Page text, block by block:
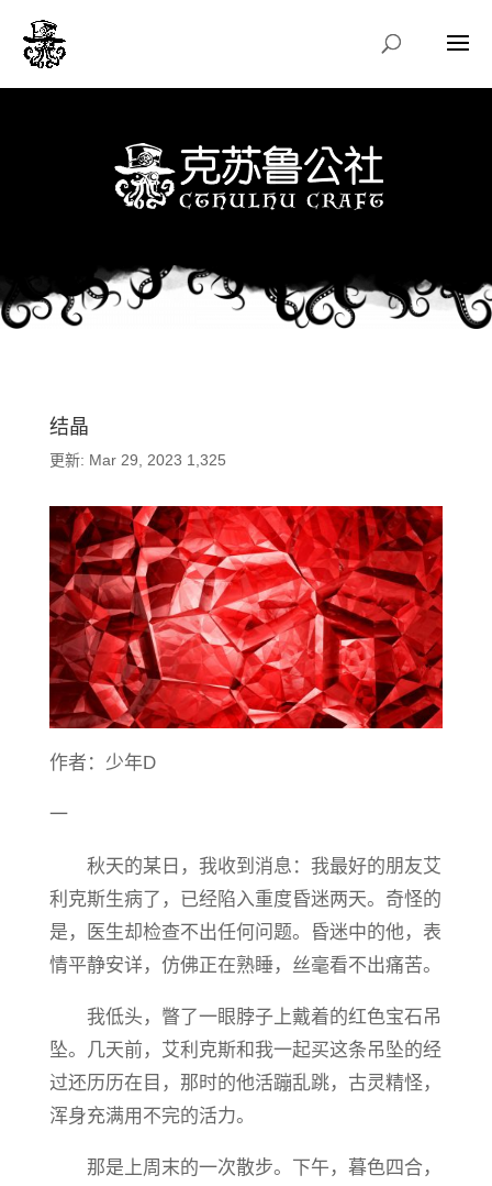
结晶
更新: Mar 29, 2023 1,325
作者：少年D
一
秋天的某日，我收到消息：我最好的朋友艾
利克斯生病了，已经陷入重度昏迷两天。奇怪的
是，医生却检查不出任何问题。昏迷中的他，表
情平静安详，仿佛正在熟睡，丝毫看不出痛苦。
我低头，瞥了一眼脖子上戴着的红色宝石吊
坠。几天前，艾利克斯和我一起买这条吊坠的经
过还历历在目，那时的他活蹦乱跳，古灵精怪，
浑身充满用不完的活力。
那是上周末的一次散步。下午，暮色四合，